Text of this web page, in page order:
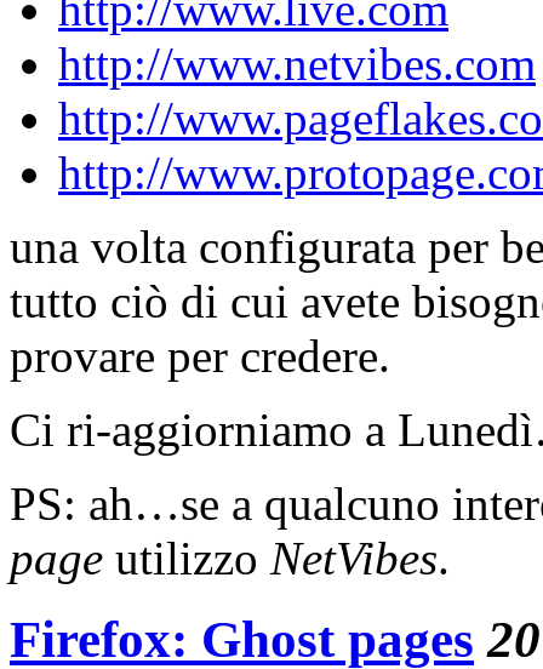
http://www.netvibes.com
http://
http://
una volta configurata per
tutto ciò di cui avete
provare per credere.
Ci ri-aggiorniamo a
PS: ah…se a qualcuno
page utilizzo NetVibes.
Firefox: Ghost pages